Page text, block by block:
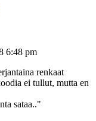
6:48 pm
renkaat
ei tullut, mutta en
sataa.."